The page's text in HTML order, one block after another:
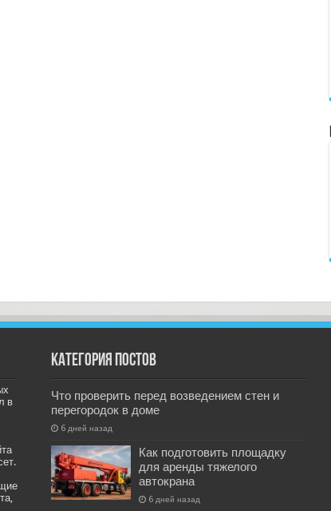
в
Категория постов
Что проверить перед возведением стен и
перегородок в доме
6 дней назад
Как подготовить площадку
для аренды тяжелого
автокрана
6 дней назад